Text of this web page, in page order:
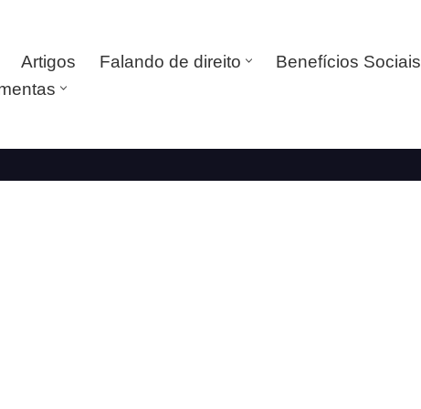
Artigos Falando de direito Benefícios Sociais